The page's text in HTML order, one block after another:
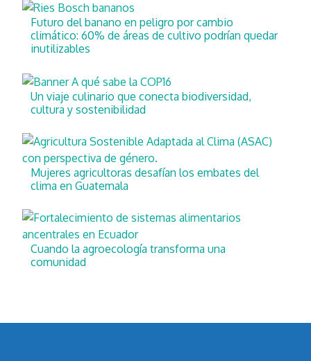
Futuro del banano en peligro por cambio
climático: 60% de áreas de cultivo podrían quedar
inutilizables
Un viaje culinario que conecta biodiversidad,
cultura y sostenibilidad
Mujeres agricultoras desafían los embates del
clima en Guatemala
Cuando la agroecología transforma una
comunidad